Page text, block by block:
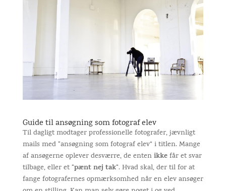
Guide til ansøgning som fotograf elev
Til dagligt modtager professionelle fotografer, jævnligt
mails med “ansøgning som fotograf elev” i titlen. Mange
af ansøgerne oplever desværre, de entenikkefår et svar
tilbage, eller et “pænt nej tak“. Hvad skal, der til for at
fange fotografernes opmærksomhed når en elev ansøger